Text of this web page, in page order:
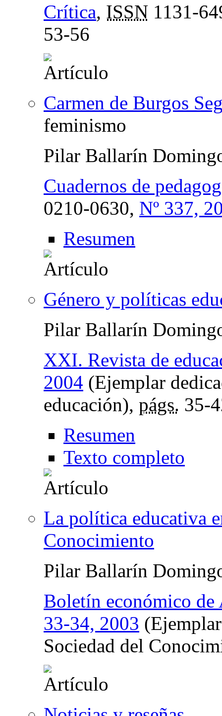
Crítica, ISSN 1131-
53-56
Carmen de Burgos
feminismo
Pilar Ballarín
Cuadernos de
0210-0630, Nº 337,
Resumen
Género y políticas
Pilar Ballarín
XXI. Revista de
2004 (Ejemplar
educación), págs. 35-
Resumen
Texto completo
La política educativa
Conocimiento
Pilar Ballarín
Boletín económico de
33-34, 2003
Sociedad del